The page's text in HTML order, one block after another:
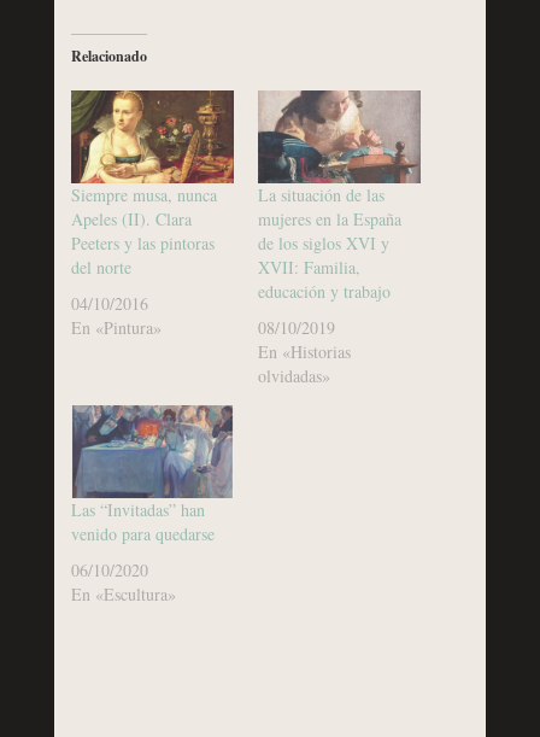
Relacionado
Siempre musa, nunca
Apeles (II). Clara
Peeters y las pintoras
del norte
04/10/2016
En «Pintura»
La situación de las
mujeres en la España
de los siglos XVI y
XVII: Familia,
educación y trabajo
08/10/2019
En «Historias
olvidadas»
Las “Invitadas” han
venido para quedarse
06/10/2020
En «Escultura»